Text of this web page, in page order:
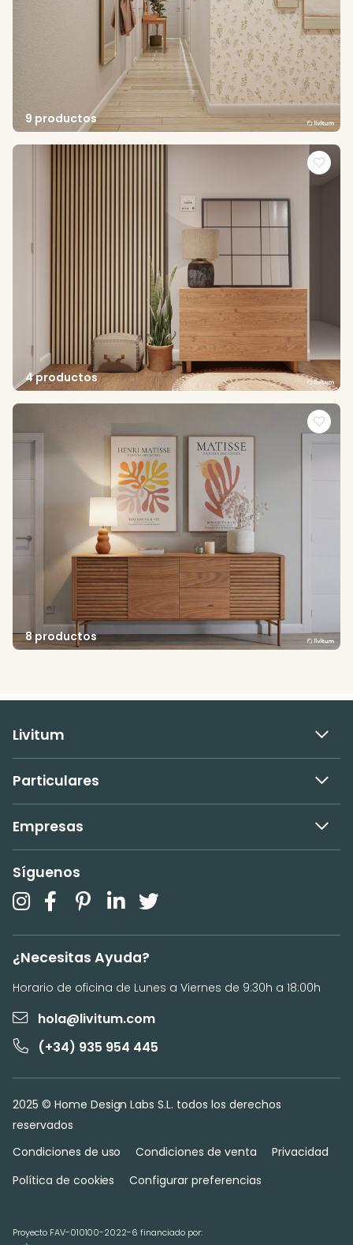
9 productos
4 productos
8 productos
Livitum
Particulares
Empresas
Síguenos
¿Necesitas Ayuda?
Horario de oficina de Lunes a Viernes de 9:30h a 18:00h
hola@livitum.com
(+34) 935 954 445
2025 © Home Design Labs S.L. todos los derechos
reservados
Condiciones de uso
Condiciones de venta
Privacidad
Política de cookies
Configurar preferencias
Proyecto FAV-010100-2022-6 financiado por: